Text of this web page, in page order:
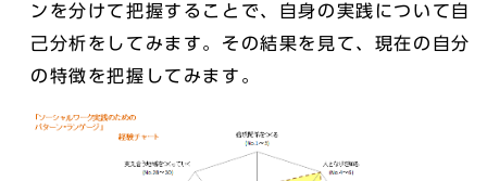
ンを分けて把握することで、自身の実践について自
己分析をしてみます。その結果を見て、現在の自分
の特徴を把握してみます。